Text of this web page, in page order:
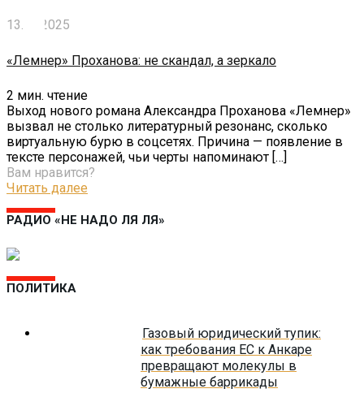
13.10.2025
«Лемнер» Проханова: не скандал, а зеркало
2 мин. чтение
Выход нового романа Александра Проханова «Лемнер»
вызвал не столько литературный резонанс, сколько
виртуальную бурю в соцсетях. Причина — появление в
тексте персонажей, чьи черты напоминают […]
Вам нравится?
Читать далее
РАДИО «НЕ НАДО ЛЯ ЛЯ»
ПОЛИТИКА
Газовый юридический тупик:
как требования ЕС к Анкаре
превращают молекулы в
бумажные баррикады